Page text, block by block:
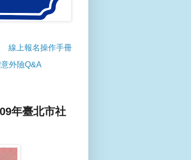
線上報名操作手冊
外險Q&A
年臺北市社